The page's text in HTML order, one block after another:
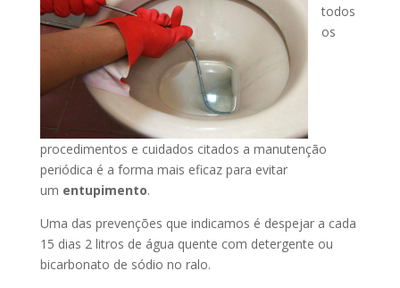
todos
os
procedimentos e cuidados citados a manutenção
periódica é a forma mais eficaz para evitar
um entupimento.
Uma das prevenções que indicamos é despejar a cada
15 dias 2 litros de água quente com detergente ou
bicarbonato de sódio no ralo.